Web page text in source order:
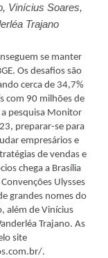
Vinícius Soares,
Trajano
se manter
Os desafios são
cerca de 34,7%
com 90 milhões de
pesquisa Monitor
preparar-se para
empresários e
de vendas e
chega a Brasília
Ulysses
grandes nomes do
além de Vinícius
Trajano. As
site
.